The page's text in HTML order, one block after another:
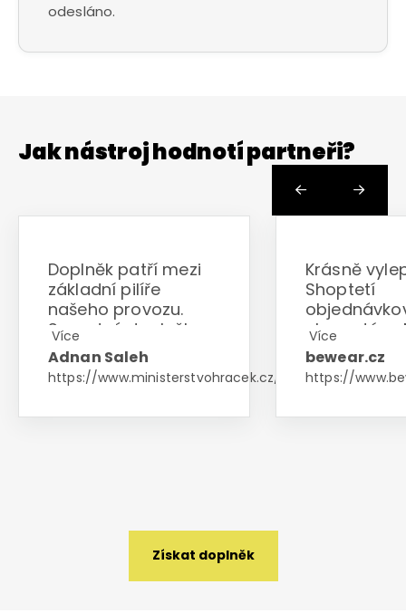
odesláno.
Jak nástroj hodnotí partneři?
 
Doplněk patří mezi
základní pilíře
našeho provozu.
Samotný doplněk
nemá konkurenci na
českém trhu. Skvělá
komunikace a
Více
Adnan Saleh
https://www.ministerstvohracek.cz/
Krásně
Shoptetí
ekosystém.
od
vylepšení
opravdu
Více
bewear.cz
https://
Získat doplněk